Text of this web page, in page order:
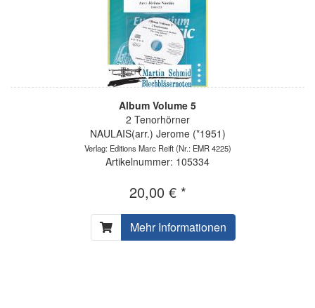
Album Volume 5
2 Tenorhörner
NAULAIS(arr.) Jerome (*1951)
Verlag: Editions Marc Reift(Nr.: EMR 4225)
Artikelnummer: 105334
20,00 € *
Mehr Informationen